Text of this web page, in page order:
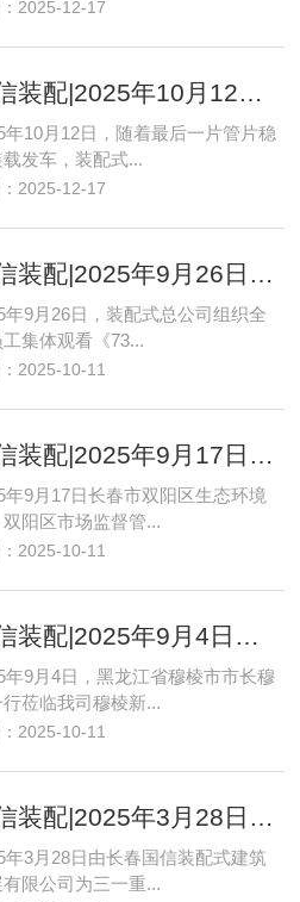
2025-12-17
国信装配|2025年10月12日装配式总公司穆棱新厂高效完成2025年度生产发货任务
年10月12日，随着最后一片管片稳
发车，装配式...
2025-12-17
国信装配|2025年9月26日装配式总公司集体观影《731》铭记历史献礼国庆
年9月26日，装配式总公司组织全
集体观看《73...
2025-10-11
国信装配|2025年9月17日多部门联合检查装配式总公司共同助力企业高质量发展
年9月17日长春市双阳区生态环境
双阳区市场监督管...
2025-10-11
国信装配|2025年9月4日穆棱市市长莅临参观我司穆棱新厂
年9月4日，黑龙江省穆棱市市长穆
莅临我司穆棱新...
2025-10-11
国信装配|2025年3月28日国信混塔技术站新高
年3月28日由长春国信装配式建筑
有限公司为三一重...